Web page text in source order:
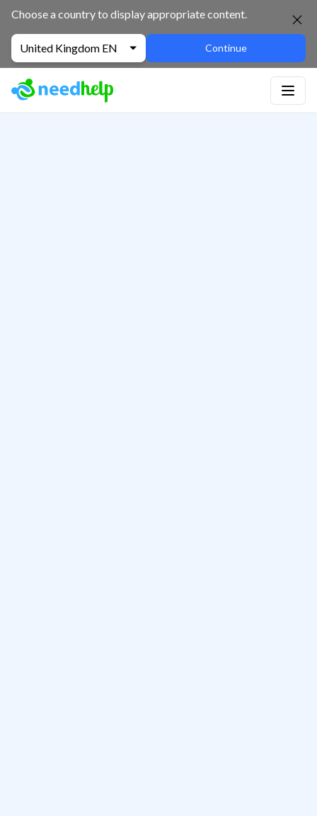
Choose a country to display appropriate content.
United Kingdom EN Continue